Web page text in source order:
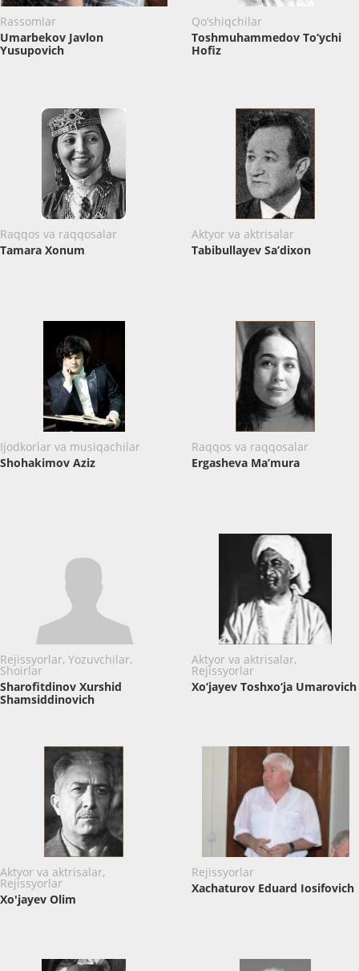
Rassomlar
Umarbekov Javlon
Yusupovich
Qo‘shiqchilar
Toshmuhammedov To‘ychi
Hofiz
Raqqos va raqqosalar
Tamara Xonum
Aktyor va aktrisalar
Tabibullayev Sa’dixon
Ijodkorlar va musiqachilar
Shohakimov Aziz
Raqqos va raqqosalar
Ergasheva Ma’mura
Rejissyorlar, Yozuvchilar,
Shoirlar
Sharofitdinov Xurshid
Shamsiddinovich
Aktyor va aktrisalar,
Rejissyorlar
Xo‘jayev Toshxo‘ja Umarovich
Aktyor va aktrisalar,
Rejissyorlar
Xo'jayev Olim
Rejissyorlar
Xachaturov Eduard Iosifovich